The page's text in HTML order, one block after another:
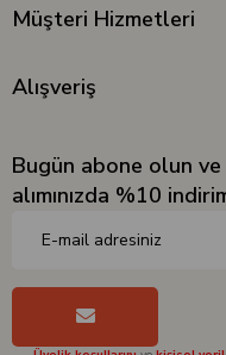
Müşteri Hizmetleri
Alışveriş
Bugün abone olun ve
alımınızda %10